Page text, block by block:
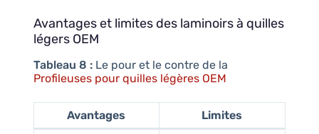
Avantages et limites des laminoirs à quilles
légers OEM
Tableau 8 :Le pour et le contre de la
Profileuses pour quilles légères OEM
Avantages
Limites